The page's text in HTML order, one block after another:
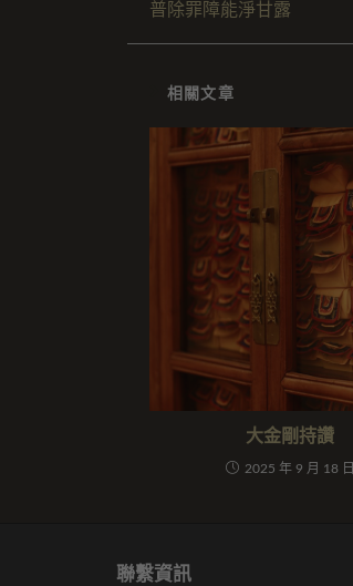
普除罪障能淨甘露
相關文章
大金剛持讚
2025 年 9 月 18 日
聯繫資訊